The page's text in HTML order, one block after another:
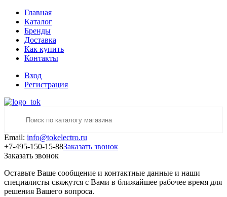
Главная
Каталог
Бренды
Доставка
Как купить
Контакты
Вход
Регистрация
Email: info@tokelectro.ru
+7-495-150-15-88Заказать звонок
Заказать звонок
Оставьте Ваше сообщение и контактные данные и наши
специалисты свяжутся с Вами в ближайшее рабочее время для
решения Вашего вопроса.